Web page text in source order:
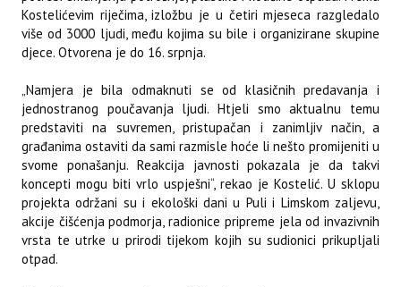
Kostelićevim riječima, izložbu je u četiri mjeseca razgledalo
više od 3000 ljudi, među kojima su bile i organizirane skupine
djece. Otvorena je do 16. srpnja.
„Namjera je bila odmaknuti se od klasičnih predavanja i
jednostranog poučavanja ljudi. Htjeli smo aktualnu temu
predstaviti na suvremen, pristupačan i zanimljiv način, a
građanima ostaviti da sami razmisle hoće li nešto promijeniti u
svome ponašanju. Reakcija javnosti pokazala je da takvi
koncepti mogu biti vrlo uspješni“, rekao je Kostelić. U sklopu
projekta održani su i ekološki dani u Puli i Limskom zaljevu,
akcije čišćenja podmorja, radionice pripreme jela od invazivnih
vrsta te utrke u prirodi tijekom kojih su sudionici prikupljali
otpad.